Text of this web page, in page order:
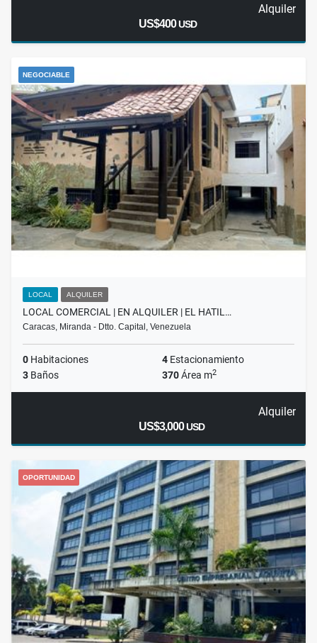
Alquiler
US$400USD
NEGOCIABLE
LOCAL ALQUILER
LOCAL COMERCIAL | EN ALQUILER | EL HATIL…
Caracas, Miranda - Dtto. Capital, Venezuela
0 Habitaciones 4 Estacionamiento
3 Baños 370Área m2
Alquiler
US$3,000USD
OPORTUNIDAD